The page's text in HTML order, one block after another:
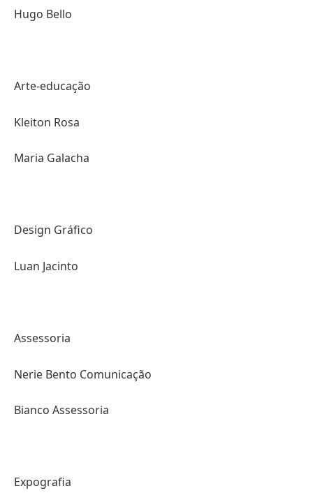
Hugo Bello
Arte-educação
Kleiton Rosa
Maria Galacha
Design Gráfico
Luan Jacinto
Assessoria
Nerie Bento Comunicação
Bianco Assessoria
Expografia